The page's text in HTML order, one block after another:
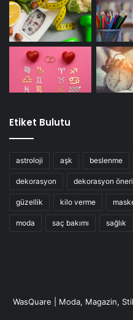
Etiket Bulutu
astroloji aşk beslenme
dekorasyon dekorasyon
güzellik kilo verme
moda saç bakımı sağlık
WasQuare | Moda, Magazin,